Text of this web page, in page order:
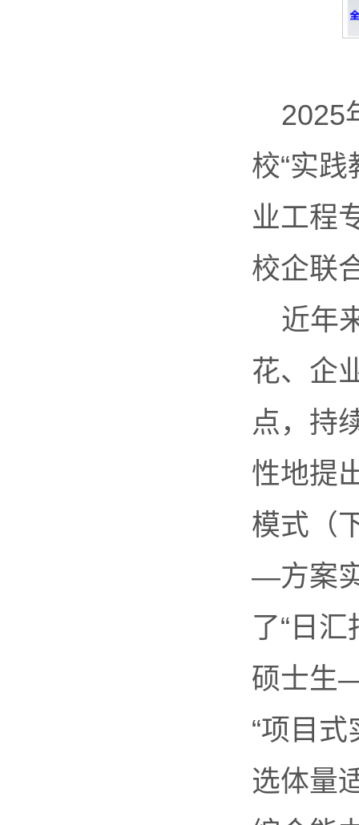
2025
校“实
业工程
校企联
近年
花、企
点，持
性地提
模式（
—方案
了“日
硕士生
“项目
选体量